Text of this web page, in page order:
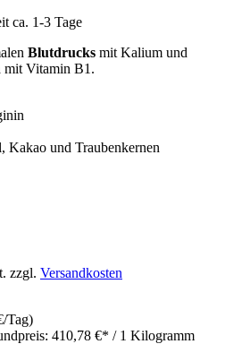
ca. 1-3 Tage
Blutdrucks mit Kalium und
mit Vitamin B1.
Kakao und Traubenkernen
zzgl. Versandkosten
Tag)
410,78 €* / 1 Kilogramm